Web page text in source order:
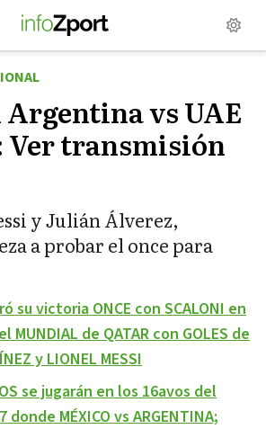
Argentina vs UAE
Ver transmisión
y Julián Álverez,
a probar el once para
su victoria ONCE con SCALONI en
de QATAR con GOLES de
y LIONEL MESSI
se jugarán en los 16avos del
donde MÉXICO vs ARGENTINA;